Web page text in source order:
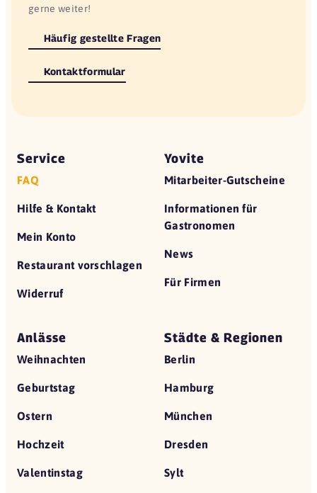
gerne weiter!
Häufig gestellte Fragen
Kontaktformular
Service
FAQ
Hilfe & Kontakt
Mein Konto
Restaurant vorschlagen
Widerruf
Yovite
Mitarbeiter-Gutscheine
Informationen für
Gastronomen
News
Für Firmen
Anlässe
Weihnachten
Geburtstag
Ostern
Hochzeit
Valentinstag
Städte & Regionen
Berlin
Hamburg
München
Dresden
Sylt